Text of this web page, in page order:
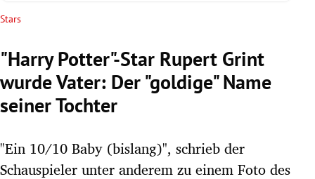
Untermenü
Stars
"Harry Potter"-Star Rupert Grint
wurde Vater: Der "goldige" Name
seiner Tochter
"Ein 10/10 Baby (bislang)", schrieb der
Schauspieler unter anderem zu einem Foto des